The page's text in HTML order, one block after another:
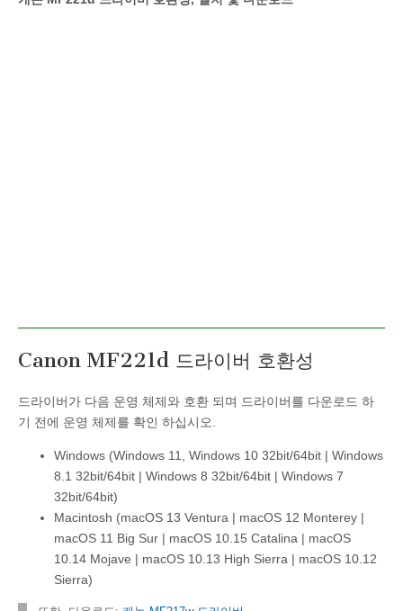
Canon MF221d 드라이버 호환성
드라이버가 다음 운영 체제와 호환 되며 드라이버를 다운로드 하
기 전에 운영 체제를 확인 하십시오.
Windows (Windows 11, Windows 10 32bit/64bit | Windows
8.1 32bit/64bit | Windows 8 32bit/64bit | Windows 7
32bit/64bit)
Macintosh (macOS 13 Ventura | macOS 12 Monterey |
macOS 11 Big Sur | macOS 10.15 Catalina | macOS
10.14 Mojave | macOS 10.13 High Sierra | macOS 10.12
Sierra)